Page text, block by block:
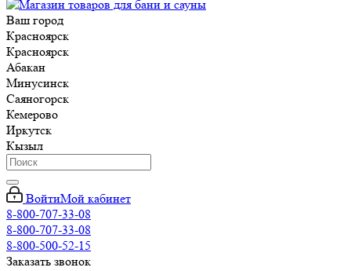
Ваш город
Красноярск
Красноярск
Абакан
Минусинск
Саяногорск
Кемерово
Иркутск
Кызыл
ВойтиМой кабинет
8-800-707-33-08
8-800-707-33-08
8-800-500-52-15
Заказать звонок